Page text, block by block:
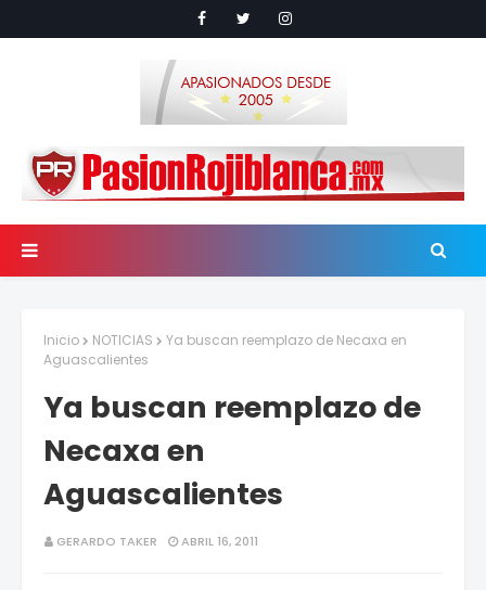
Inicio NOTICIAS
Ya buscan reemplazo de Necaxa en
Aguascalientes
Ya buscan reemplazo de
Necaxa en
Aguascalientes
GERARDO TAKER ABRIL 16, 2011